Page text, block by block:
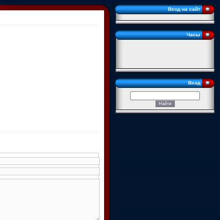
Вход на сайт
Часы
Вход